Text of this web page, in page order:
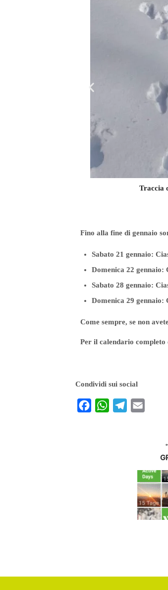
Traccia di
Fino alla fine di gennaio
Sabato 21 gennaio:
Domenica 22 gennaio:
Sabato 28 gennaio:
Domenica 29 gennaio:
Come sempre, se non
Per il calendario completo
Condividi sui social
FacebookWhatsAppTelegram